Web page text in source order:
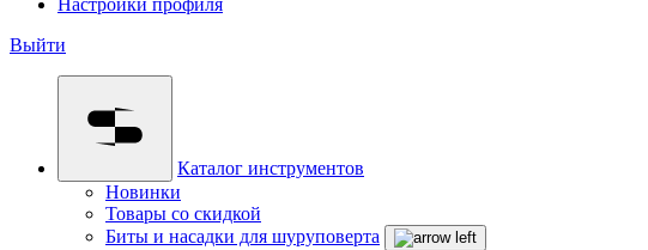
Настройки профиля
Выйти
Каталог инструментов
Новинки
Товары со скидкой
Биты и насадки для шуруповерта